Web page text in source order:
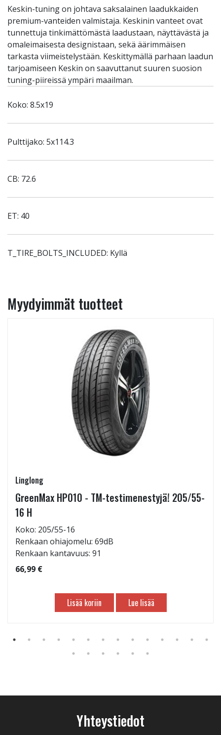
Keskin-tuning on johtava saksalainen laadukkaiden
premium-vanteiden valmistaja. Keskinin vanteet ovat
tunnettuja tinkimättömästä laadustaan, näyttävästä ja
omaleimaisesta designistaan, sekä äärimmäisen
tarkasta viimeistelystään. Keskittymällä parhaan laadun
tarjoamiseen Keskin on saavuttanut suuren suosion
tuning-piireissä ympäri maailman.
Koko: 8.5x19
Pulttijako: 5x114.3
CB: 72.6
ET: 40
T_TIRE_BOLTS_INCLUDED: Kyllä
Myydyimmät tuotteet
Linglong
GreenMax HP010 - TM-testimenestyjä! 205/55-
16 H
Koko: 205/55-16
Renkaan ohiajomelu: 69dB
Renkaan kantavuus: 91
66,99 €
Lisää koriin Lue lisää
Yhteystiedot